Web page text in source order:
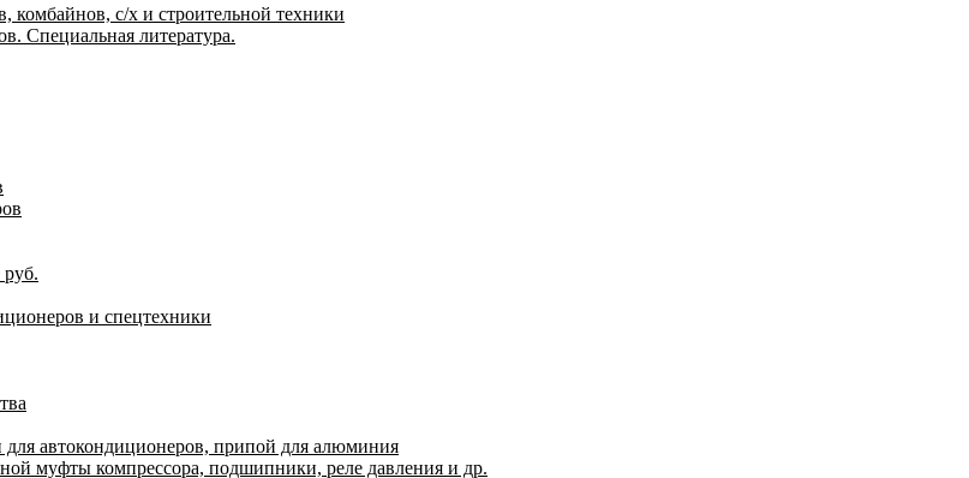
комбайнов, с/х и строительной техники
Специальная литература.
и спецтехники
автокондиционеров, припой для алюминия
муфты компрессора, подшипники, реле давления и др.